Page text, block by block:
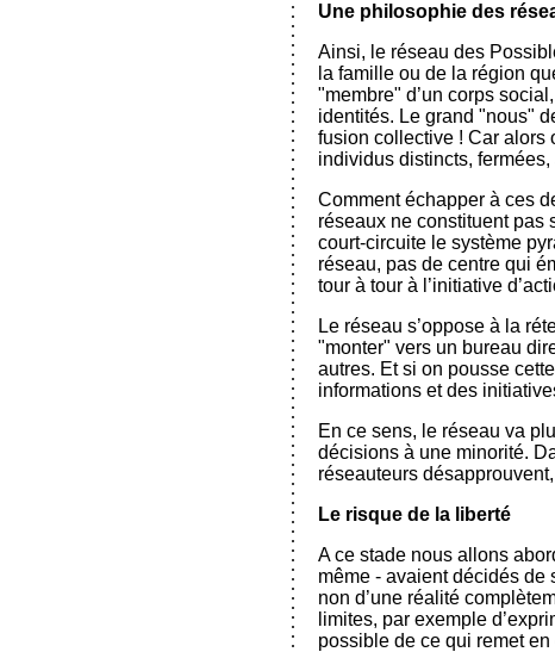
Une philosophie des
Ainsi, le réseau des
la famille ou de la région
"membre" d’un corps
identités. Le grand "nous"
fusion collective ! Car alors
individus distincts,
Comment échapper à ces
réseaux ne constituent pas
court-circuite le système
réseau, pas de centre qui
tour à tour à l’initiative
Le réseau s’oppose à la
"monter" vers un bureau
autres. Et si on pousse
informations et des
En ce sens, le réseau va
décisions à une minorité.
réseauteurs
Le risque de la liberté
A ce stade nous allons
même - avaient décidés de
non d’une réalité
limites, par exemple
possible de ce qui remet